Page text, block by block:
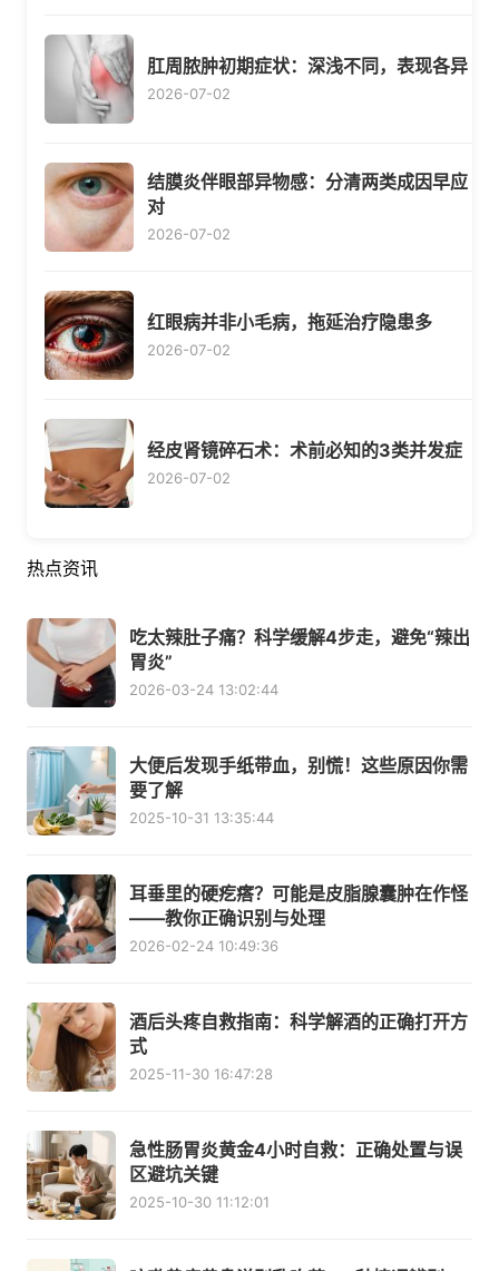
肛周脓肿初期症状：深浅不同，表现各异
2026-07-02
结膜炎伴眼部异物感：分清两类成因早应
对
2026-07-02
红眼病并非小毛病，拖延治疗隐患多
2026-07-02
经皮肾镜碎石术：术前必知的3类并发症
2026-07-02
热点资讯
吃太辣肚子痛？科学缓解4步走，避免“辣出
胃炎”
2026-03-24 13:02:44
大便后发现手纸带血，别慌！这些原因你需
要了解
2025-10-31 13:35:44
耳垂里的硬疙瘩？可能是皮脂腺囊肿在作怪
——教你正确识别与处理
2026-02-24 10:49:36
酒后头疼自救指南：科学解酒的正确打开方
式
2025-11-30 16:47:28
急性肠胃炎黄金4小时自救：正确处置与误
区避坑关键
2025-10-30 11:12:01